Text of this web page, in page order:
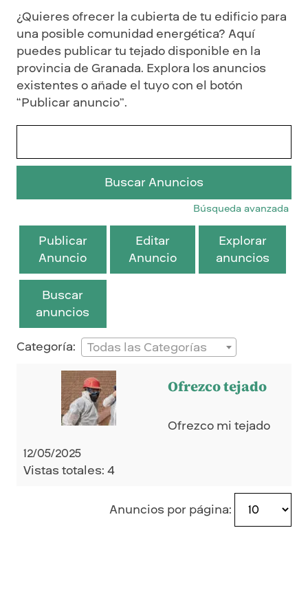
¿Quieres ofrecer la cubierta de tu edificio para
una posible comunidad energética? Aquí
puedes publicar tu tejado disponible en la
provincia de Granada. Explora los anuncios
existentes o añade el tuyo con el botón
“Publicar anuncio”.
Búsqueda avanzada
Publicar
Anuncio
Editar
Anuncio
Explorar
anuncios
Buscar
anuncios
Categoría:
Todas las Categorías
Ofrezco tejado
Ofrezco mi tejado
12/05/2025
Vistas totales: 4
Anuncios por página: